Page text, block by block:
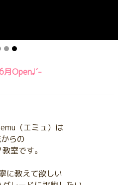
Open♩ˊ˗
（エミュ）は
らの
教室です。
に教えて欲しい